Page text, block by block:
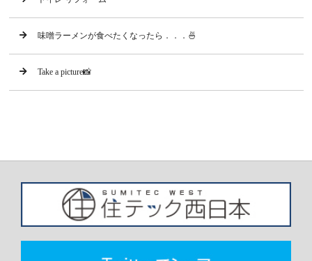
味噌ラーメンが食べたくなったら．．．🍜
Take a picture📸